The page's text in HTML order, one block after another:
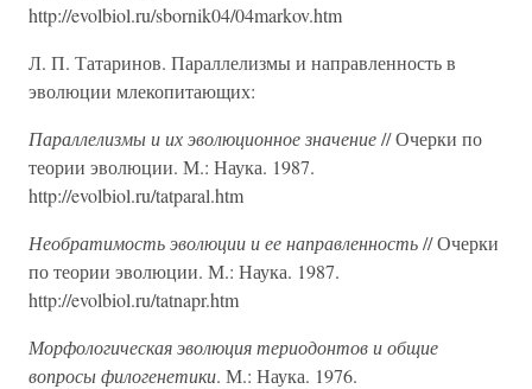
http://evolbiol.ru/sbornik04/04markov.htm
Л. П. Татаринов. Параллелизмы и направленность в
эволюции млекопитающих:
Параллелизмы и их эволюционное значение// Очерки по
теории эволюции. М.: Наука. 1987.
http://evolbiol.ru/tatparal.htm
Необратимость эволюции и ее направленность// Очерки
по теории эволюции. М.: Наука. 1987.
http://evolbiol.ru/tatnapr.htm
Морфологическая эволюция териодонтов и общие
вопросы филогенетики. М.: Наука. 1976.